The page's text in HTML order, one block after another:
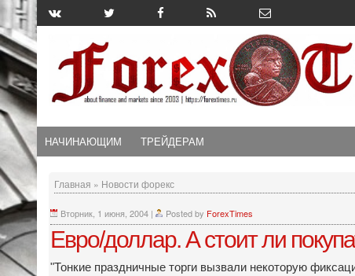
НАЧИНАЮЩИМ ТРЕЙДЕРАМ
Главная » Новости форекс
Вторник, 1 июня, 2004 | Posted by ForexTimes
Евро/доллар. А стоит ли
"Тонкие праздничные торги вызвали некоторую